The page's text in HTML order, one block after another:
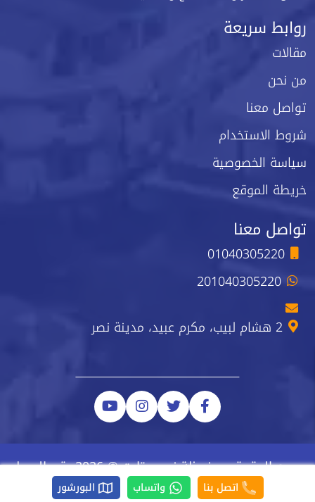
روابط سريعة
مقالات
من نحن
تواصل معنا
شروط الاستخدام
سياسة الخصوصية
خريطة الموقع
تواصل معنا
01040305220
201040305220
2 هشام لبيب، مكرم عبيد، مدينة نصر
جميع الحقوق محفوظة نيو ستارت © 2026 رقم السجل
الضريبي 223-743-723اتصل بنا واتساب البورشور